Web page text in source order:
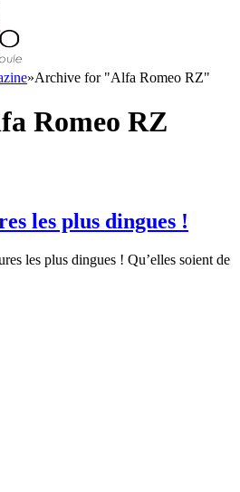
»Archive for "Alfa Romeo RZ"
Romeo RZ
les plus dingues !
les plus dingues ! Qu’elles soient de